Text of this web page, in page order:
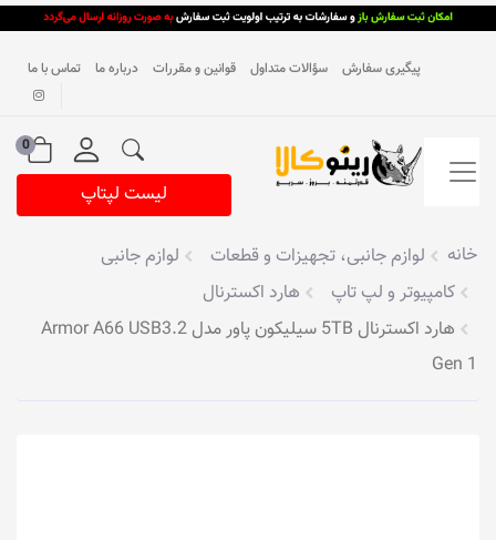
پیگیری سفارش سؤالات متداول قوانین و مقررات درباره ما تماس با ما
0
لیست لپتاپ
خانه لوازم جانبی، تجهیزات و قطعات
لوازم جانبی
کامپیوتر و لپ تاپ
هارد اکسترنال
هارد اکسترنال 5TB سیلیکون پاور مدل Armor A66 USB3.2
Gen 1